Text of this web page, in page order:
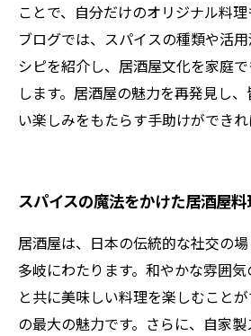
ことで、自分だけのオリジナル料
ブログでは、スパイスの種類や活
シピを紹介し、居酒屋文化を家庭
します。居酒屋の魅力を再発見し
い楽しみをもたらす手助けができれ
スパイスの魔法をかけた居酒屋
居酒屋は、日本の伝統的な社交の
多岐にわたります。和やかな雰囲
と共に美味しい料理を楽しむこと
の最大の魅力です。さらに、自家